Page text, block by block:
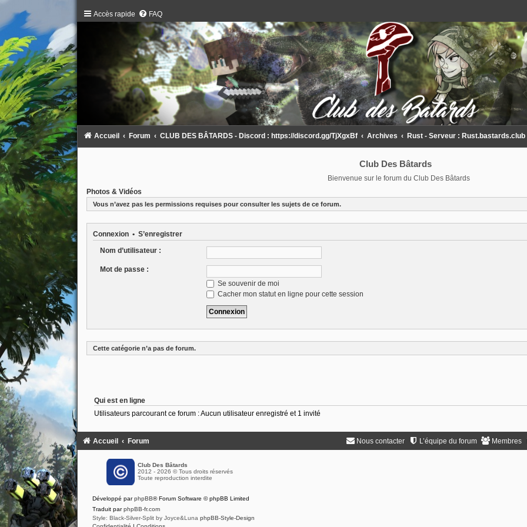
Accès rapide FAQ
Accueil Forum CLUB DES BÂTARDS - Discord : https://discord.gg/TjXgxBf Archives Rust - Serveur : Rust.bastards.club
Club Des Bâtards
Bienvenue sur le forum du Club Des Bâtards
Photos & Vidéos
Vous n’avez pas les permissions requises pour consulter les sujets de ce forum.
Connexion• S’enregistrer
Nom d’utilisateur :
Mot de passe :
Se souvenir de moi
Cacher mon statut en ligne pour cette session
Cette catégorie n’a pas de forum.
Qui est en ligne
Utilisateurs parcourant ce forum : Aucun utilisateur enregistré et 1 invité
Accueil Forum Membres
L’équipe du forum
Nous contacter
Club Des Bâtards
2012 - 2026 © Tous droits réservés
Toute reproduction interdite
Développé parphpBB® Forum Software © phpBB Limited
Traduit parphpBB-fr.com
Style: Black-Silver-Split by Joyce&Luna phpBB-Style-Design